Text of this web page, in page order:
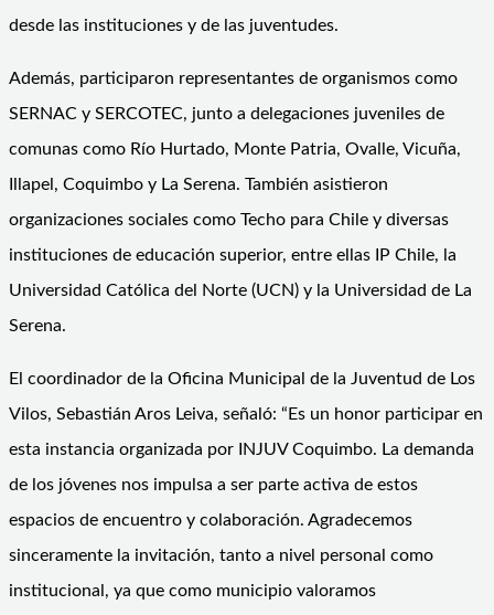
desde las instituciones y de las juventudes.
Además, participaron representantes de organismos como
SERNAC y SERCOTEC, junto a delegaciones juveniles de
comunas como Río Hurtado, Monte Patria, Ovalle, Vicuña,
Illapel, Coquimbo y La Serena. También asistieron
organizaciones sociales como Techo para Chile y diversas
instituciones de educación superior, entre ellas IP Chile, la
Universidad Católica del Norte (UCN) y la Universidad de La
Serena.
El coordinador de la Oficina Municipal de la Juventud de Los
Vilos, Sebastián Aros Leiva, señaló: “Es un honor participar en
esta instancia organizada por INJUV Coquimbo. La demanda
de los jóvenes nos impulsa a ser parte activa de estos
espacios de encuentro y colaboración. Agradecemos
sinceramente la invitación, tanto a nivel personal como
institucional, ya que como municipio valoramos